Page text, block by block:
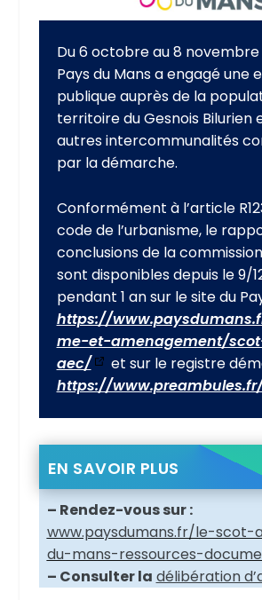
Du 6 octobre au 8 novembre
Pays du Mans a engagé une
publique auprès de la
territoire du Gesnois Bilurien
autres intercommunalités
par la démarche.
Conformément à l’article
code de l’urbanisme, le
conclusions de la
sont disponibles depuis le 9/
pendant 1 an sur le site du
https://
me-et-amenagement/
aec/
et sur le registre
https://
EN SAVOIR PLUS
– Rendez-vous sur :
www.paysdumans.fr/le-scot-
du-mans-ressources-
– Consulter la délibération